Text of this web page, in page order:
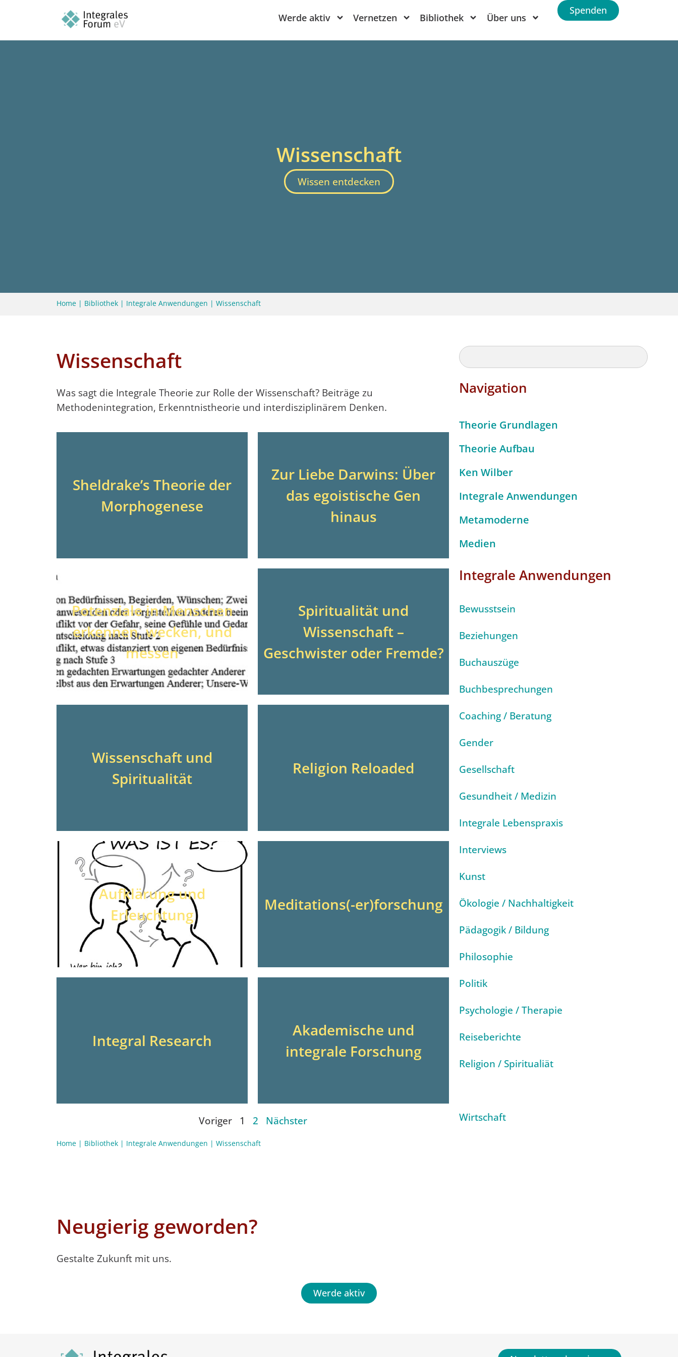
Werde aktiv Vernetzen Bibliothek Über uns
Spenden
Wissenschaft
Wissen entdecken
Home | Bibliothek | Integrale Anwendungen | Wissenschaft
Wissenschaft
Was sagt die Integrale Theorie zur Rolle der Wissenschaft? Beiträge zu
Methodenintegration, Erkenntnistheorie und interdisziplinärem Denken.
Sheldrake’s Theorie der
Morphogenese
Zur Liebe Darwins: Über
das egoistische Gen
hinaus
Potenziale in Menschen
erkennen, wecken, und
messen
Spiritualität und
Wissenschaft –
Geschwister oder Fremde?
Wissenschaft und
Spiritualität
Religion Reloaded
Aufklärung und
Erleuchtung
Meditations(-er)forschung
Integral Research
Akademische und
integrale Forschung
Voriger 1 2 Nächster
Home | Bibliothek | Integrale Anwendungen | Wissenschaft
Navigation
Theorie Grundlagen
Theorie Aufbau
Ken Wilber
Integrale Anwendungen
Metamoderne
Medien
Integrale Anwendungen
Bewusstsein
Beziehungen
Buchauszüge
Buchbesprechungen
Coaching / Beratung
Gender
Gesellschaft
Gesundheit / Medizin
Integrale Lebenspraxis
Interviews
Kunst
Ökologie / Nachhaltigkeit
Pädagogik / Bildung
Philosophie
Politik
Psychologie / Therapie
Reiseberichte
Religion / Spiritualiät
Wirtschaft
Neugierig geworden?
Gestalte Zukunft mit uns.
Werde aktiv